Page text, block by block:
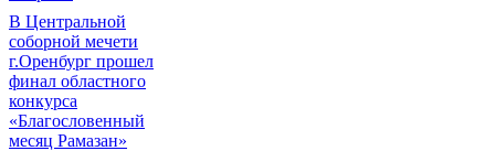
В Центральной
соборной мечети
г.Оренбург прошел
финал областного
конкурса
«Благословенный
месяц Рамазан»